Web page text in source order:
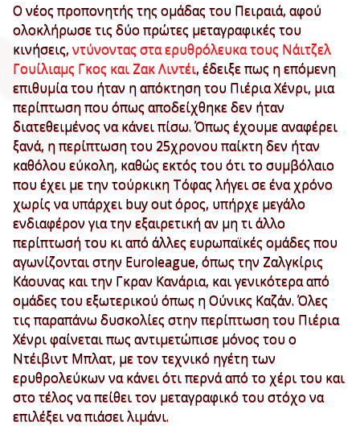
Ο νέος προπονητής της ομάδας του Πειραιά, αφού
ολοκλήρωσε τις δύο πρώτες μεταγραφικές του
κινήσεις, ντύνοντας στα ερυθρόλευκα τους Νάιτζελ
Γουίλιαμς Γκος και Ζακ Λιντέι, έδειξε πως η επόμενη
επιθυμία του ήταν η απόκτηση του Πιέρια Χένρι, μια
περίπτωση που όπως αποδείχθηκε δεν ήταν
διατεθειμένος να κάνει πίσω. Όπως έχουμε αναφέρει
ξανά, η περίπτωση του 25χρονου παίκτη δεν ήταν
καθόλου εύκολη, καθώς εκτός του ότι το συμβόλαιο
που έχει με την τούρκικη Τόφας λήγει σε ένα χρόνο
χωρίς να υπάρχει buy out όρος, υπήρχε μεγάλο
ενδιαφέρον για την εξαιρετική αν μη τι άλλο
περίπτωσή του κι από άλλες ευρωπαϊκές ομάδες που
αγωνίζονται στην Euroleague, όπως την Ζαλγκίρις
Κάουνας και την Γκραν Κανάρια, και γενικότερα από
ομάδες του εξωτερικού όπως η Ούνικς Καζάν. Όλες
τις παραπάνω δυσκολίες στην περίπτωση του Πιέρια
Χένρι φαίνεται πως αντιμετώπισε μόνος του ο
Ντέιβιντ Μπλατ, με τον τεχνικό ηγέτη των
ερυθρολεύκων να κάνει ότι περνά από το χέρι του και
στο τέλος να πείθει τον μεταγραφικό του στόχο να
επιλέξει να πιάσει λιμάνι.